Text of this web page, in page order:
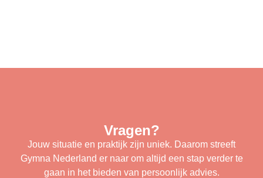
Vragen?
Jouw situatie en praktijk zijn uniek. Daarom streeft
Gymna Nederland er naar om altijd een stap verder te
gaan in het bieden van persoonlijk advies.